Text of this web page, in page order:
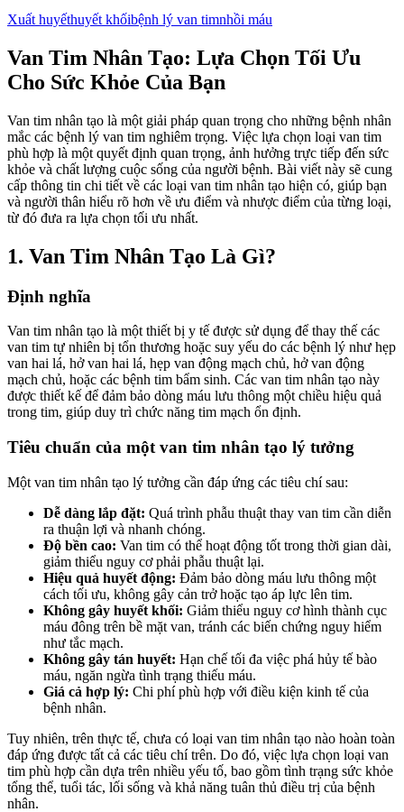
Xuất huyếthuyết khốibệnh lý van timnhồi máu
Van Tim Nhân Tạo: Lựa Chọn Tối Ưu
Cho Sức Khỏe Của Bạn
Van tim nhân tạo là một giải pháp quan trọng cho những bệnh nhân
mắc các bệnh lý van tim nghiêm trọng. Việc lựa chọn loại van tim
phù hợp là một quyết định quan trọng, ảnh hưởng trực tiếp đến sức
khỏe và chất lượng cuộc sống của người bệnh. Bài viết này sẽ cung
cấp thông tin chi tiết về các loại van tim nhân tạo hiện có, giúp bạn
và người thân hiểu rõ hơn về ưu điểm và nhược điểm của từng loại,
từ đó đưa ra lựa chọn tối ưu nhất.
1. Van Tim Nhân Tạo Là Gì?
Định nghĩa
Van tim nhân tạo là một thiết bị y tế được sử dụng để thay thế các
van tim tự nhiên bị tổn thương hoặc suy yếu do các bệnh lý như hẹp
van hai lá, hở van hai lá, hẹp van động mạch chủ, hở van động
mạch chủ, hoặc các bệnh tim bẩm sinh. Các van tim nhân tạo này
được thiết kế để đảm bảo dòng máu lưu thông một chiều hiệu quả
trong tim, giúp duy trì chức năng tim mạch ổn định.
Tiêu chuẩn của một van tim nhân tạo lý tưởng
Một van tim nhân tạo lý tưởng cần đáp ứng các tiêu chí sau:
Dễ dàng lắp đặt: Quá trình phẫu thuật thay van tim cần diễn
ra thuận lợi và nhanh chóng.
Độ bền cao: Van tim có thể hoạt động tốt trong thời gian dài,
giảm thiểu nguy cơ phải phẫu thuật lại.
Hiệu quả huyết động: Đảm bảo dòng máu lưu thông một
cách tối ưu, không gây cản trở hoặc tạo áp lực lên tim.
Không gây huyết khối: Giảm thiểu nguy cơ hình thành cục
máu đông trên bề mặt van, tránh các biến chứng nguy hiểm
như tắc mạch.
Không gây tán huyết: Hạn chế tối đa việc phá hủy tế bào
máu, ngăn ngừa tình trạng thiếu máu.
Giá cả hợp lý: Chi phí phù hợp với điều kiện kinh tế của
bệnh nhân.
Tuy nhiên, trên thực tế, chưa có loại van tim nhân tạo nào hoàn toàn
đáp ứng được tất cả các tiêu chí trên. Do đó, việc lựa chọn loại van
tim phù hợp cần dựa trên nhiều yếu tố, bao gồm tình trạng sức khỏe
tổng thể, tuổi tác, lối sống và khả năng tuân thủ điều trị của bệnh
nhân.